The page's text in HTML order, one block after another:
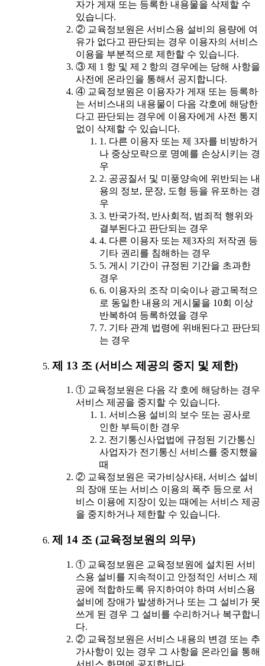
자가 게재 또는 등록한 내용물을 삭제할 수
있습니다.
② 교육정보원은 서비스용 설비의 용량에 여
유가 없다고 판단되는 경우 이용자의 서비스
이용을 부분적으로 제한할 수 있습니다.
③ 제 1 항 및 제 2 항의 경우에는 당해 사항을
사전에 온라인을 통해서 공지합니다.
④ 교육정보원은 이용자가 게재 또는 등록하
는 서비스내의 내용물이 다음 각호에 해당한
다고 판단되는 경우에 이용자에게 사전 통지
없이 삭제할 수 있습니다.
1. 다른 이용자 또는 제 3자를 비방하거
나 중상모략으로 명예를 손상시키는 경
우
2. 공공질서 및 미풍양속에 위반되는 내
용의 정보, 문장, 도형 등을 유포하는 경
우
3. 반국가적, 반사회적, 범죄적 행위와
결부된다고 판단되는 경우
4. 다른 이용자 또는 제3자의 저작권 등
기타 권리를 침해하는 경우
5. 게시 기간이 규정된 기간을 초과한
경우
6. 이용자의 조작 미숙이나 광고목적으
로 동일한 내용의 게시물을 10회 이상
반복하여 등록하였을 경우
7. 기타 관계 법령에 위배된다고 판단되
는 경우
제 13 조 (서비스 제공의 중지 및 제한)
① 교육정보원은 다음 각 호에 해당하는 경우
서비스 제공을 중지할 수 있습니다.
1. 서비스용 설비의 보수 또는 공사로
인한 부득이한 경우
2. 전기통신사업법에 규정된 기간통신
사업자가 전기통신 서비스를 중지했을
때
② 교육정보원은 국가비상사태, 서비스 설비
의 장애 또는 서비스 이용의 폭주 등으로 서
비스 이용에 지장이 있는 때에는 서비스 제공
을 중지하거나 제한할 수 있습니다.
제 14 조 (교육정보원의 의무)
① 교육정보원은 교육정보원에 설치된 서비
스용 설비를 지속적이고 안정적인 서비스 제
공에 적합하도록 유지하여야 하며 서비스용
설비에 장애가 발생하거나 또는 그 설비가 못
쓰게 된 경우 그 설비를 수리하거나 복구합니
다.
② 교육정보원은 서비스 내용의 변경 또는 추
가사항이 있는 경우 그 사항을 온라인을 통해
서비스 화면에 공지합니다.